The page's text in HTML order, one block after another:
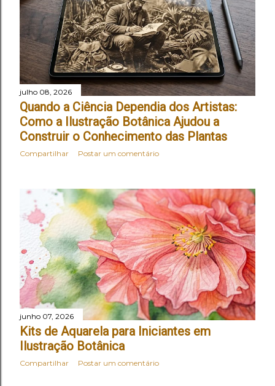
julho 08, 2026
Quando a Ciência Dependia dos Artistas:
Como a Ilustração Botânica Ajudou a
Construir o Conhecimento das Plantas
Compartilhar Postar um comentário
junho 07, 2026
Kits de Aquarela para Iniciantes em
Ilustração Botânica
Compartilhar Postar um comentário